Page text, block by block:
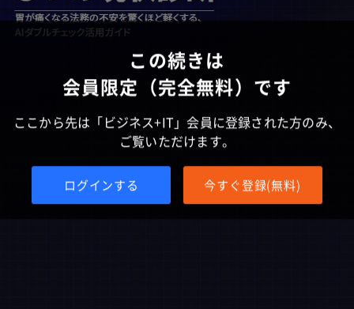
この続きは
会員限定（完全無料）です
ここから先は「ビジネス+IT」会員に登録された方のみ、
ご覧いただけます。
ログインする 今すぐ登録(無料)